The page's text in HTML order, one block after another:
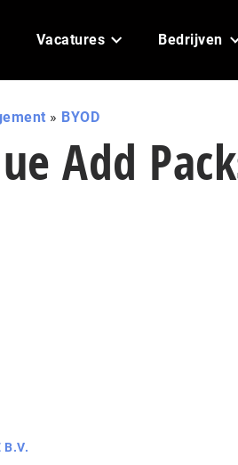
Vacatures Bedrijven
» BYOD
Add
B.V.